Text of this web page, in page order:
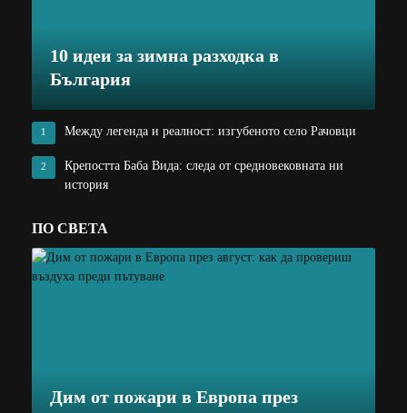
10 идеи за зимна разходка в
България
1 Между легенда и реалност: изгубеното село Рачовци
2
Крепостта Баба Вида: следа от средновековната ни
история
ПО СВЕТА
Дим от пожари в Европа през